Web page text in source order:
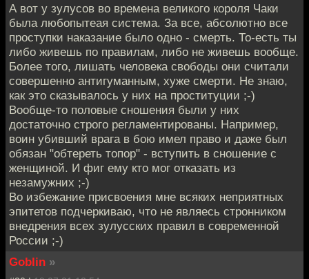
А вот у зулусов во времена великого короля Чаки
была любопытеая система. За все, абсолютно все
проступки наказание было одно - смерть. То-есть ты
либо живешь по правилам, либо не живешь вообще.
Более того, лишать человека свободы они считали
совершенно антигуманным, хуже смерти. Не знаю,
как это сказывалось у них на проституции ;-)
Вообще-то половые сношения были у них
достаточно строго регламентированы. Например,
воин убивший врага в бою имел право и даже был
обязан "обтереть топор" - вступить в сношение с
женщиной. И фиг ему кто мог отказать из
незамужних ;-)
Во избежание присвоения мне всяких неприятных
эпитетов подчеркиваю, что не являесь стронником
внедрения всех зулусских правил в современной
России ;-)
Goblin »